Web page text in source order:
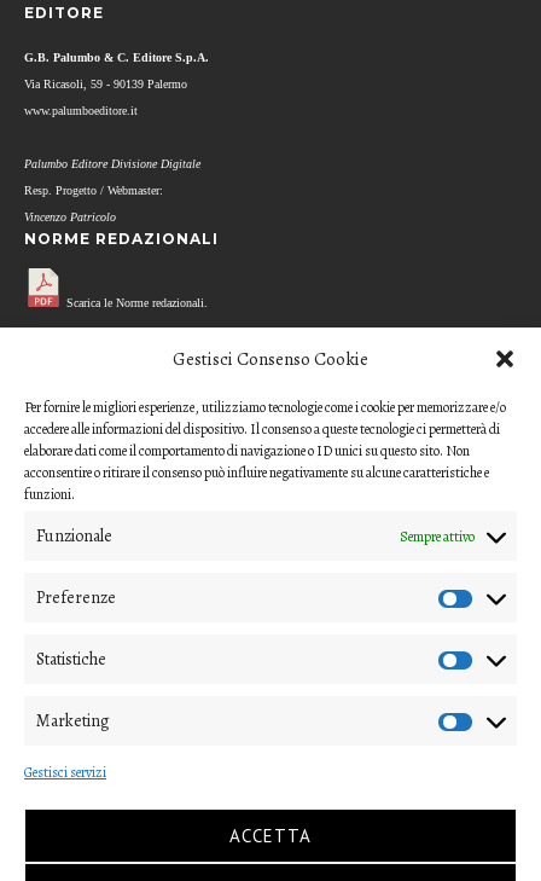
Gestisci Consenso Cookie
Per fornire le migliori esperienze, utilizziamo tecnologie come i cookie per memorizzare e/o
accedere alle informazioni del dispositivo. Il consenso a queste tecnologie ci permetterà di
elaborare dati come il comportamento di navigazione o ID unici su questo sito. Non
acconsentire o ritirare il consenso può influire negativamente su alcune caratteristiche e
funzioni.
Funzionale Sempre attivo
Preferenze
Statistiche
Marketing
Gestisci servizi
ACCETTA
EDITORE
G.B. Palumbo & C. Editore S.p.A.
Via Ricasoli, 59 - 90139 Palermo
www.palumboeditore.it
Palumbo Editore Divisione Digitale
Resp. Progetto / Webmaster:
Vincenzo Patricolo
NORME REDAZIONALI
Scarica le Norme redazionali.
MODELLO REFEREE
Scarica il questionario di valutazione
(modello per i referee)
CODICE ETICO
COME INVIARE UN CONTRIBUTO
Gli articoli o i contributi da proporre devono essere inviati ai
(nipico47@gmail.com; angela.andrisano@unife.it)
e allasegreteria di redazione